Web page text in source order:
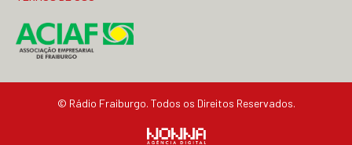
© Rádio Fraiburgo. Todos os Direitos Reservados.